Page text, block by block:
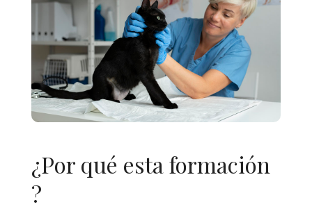
¿Por qué esta formación
?